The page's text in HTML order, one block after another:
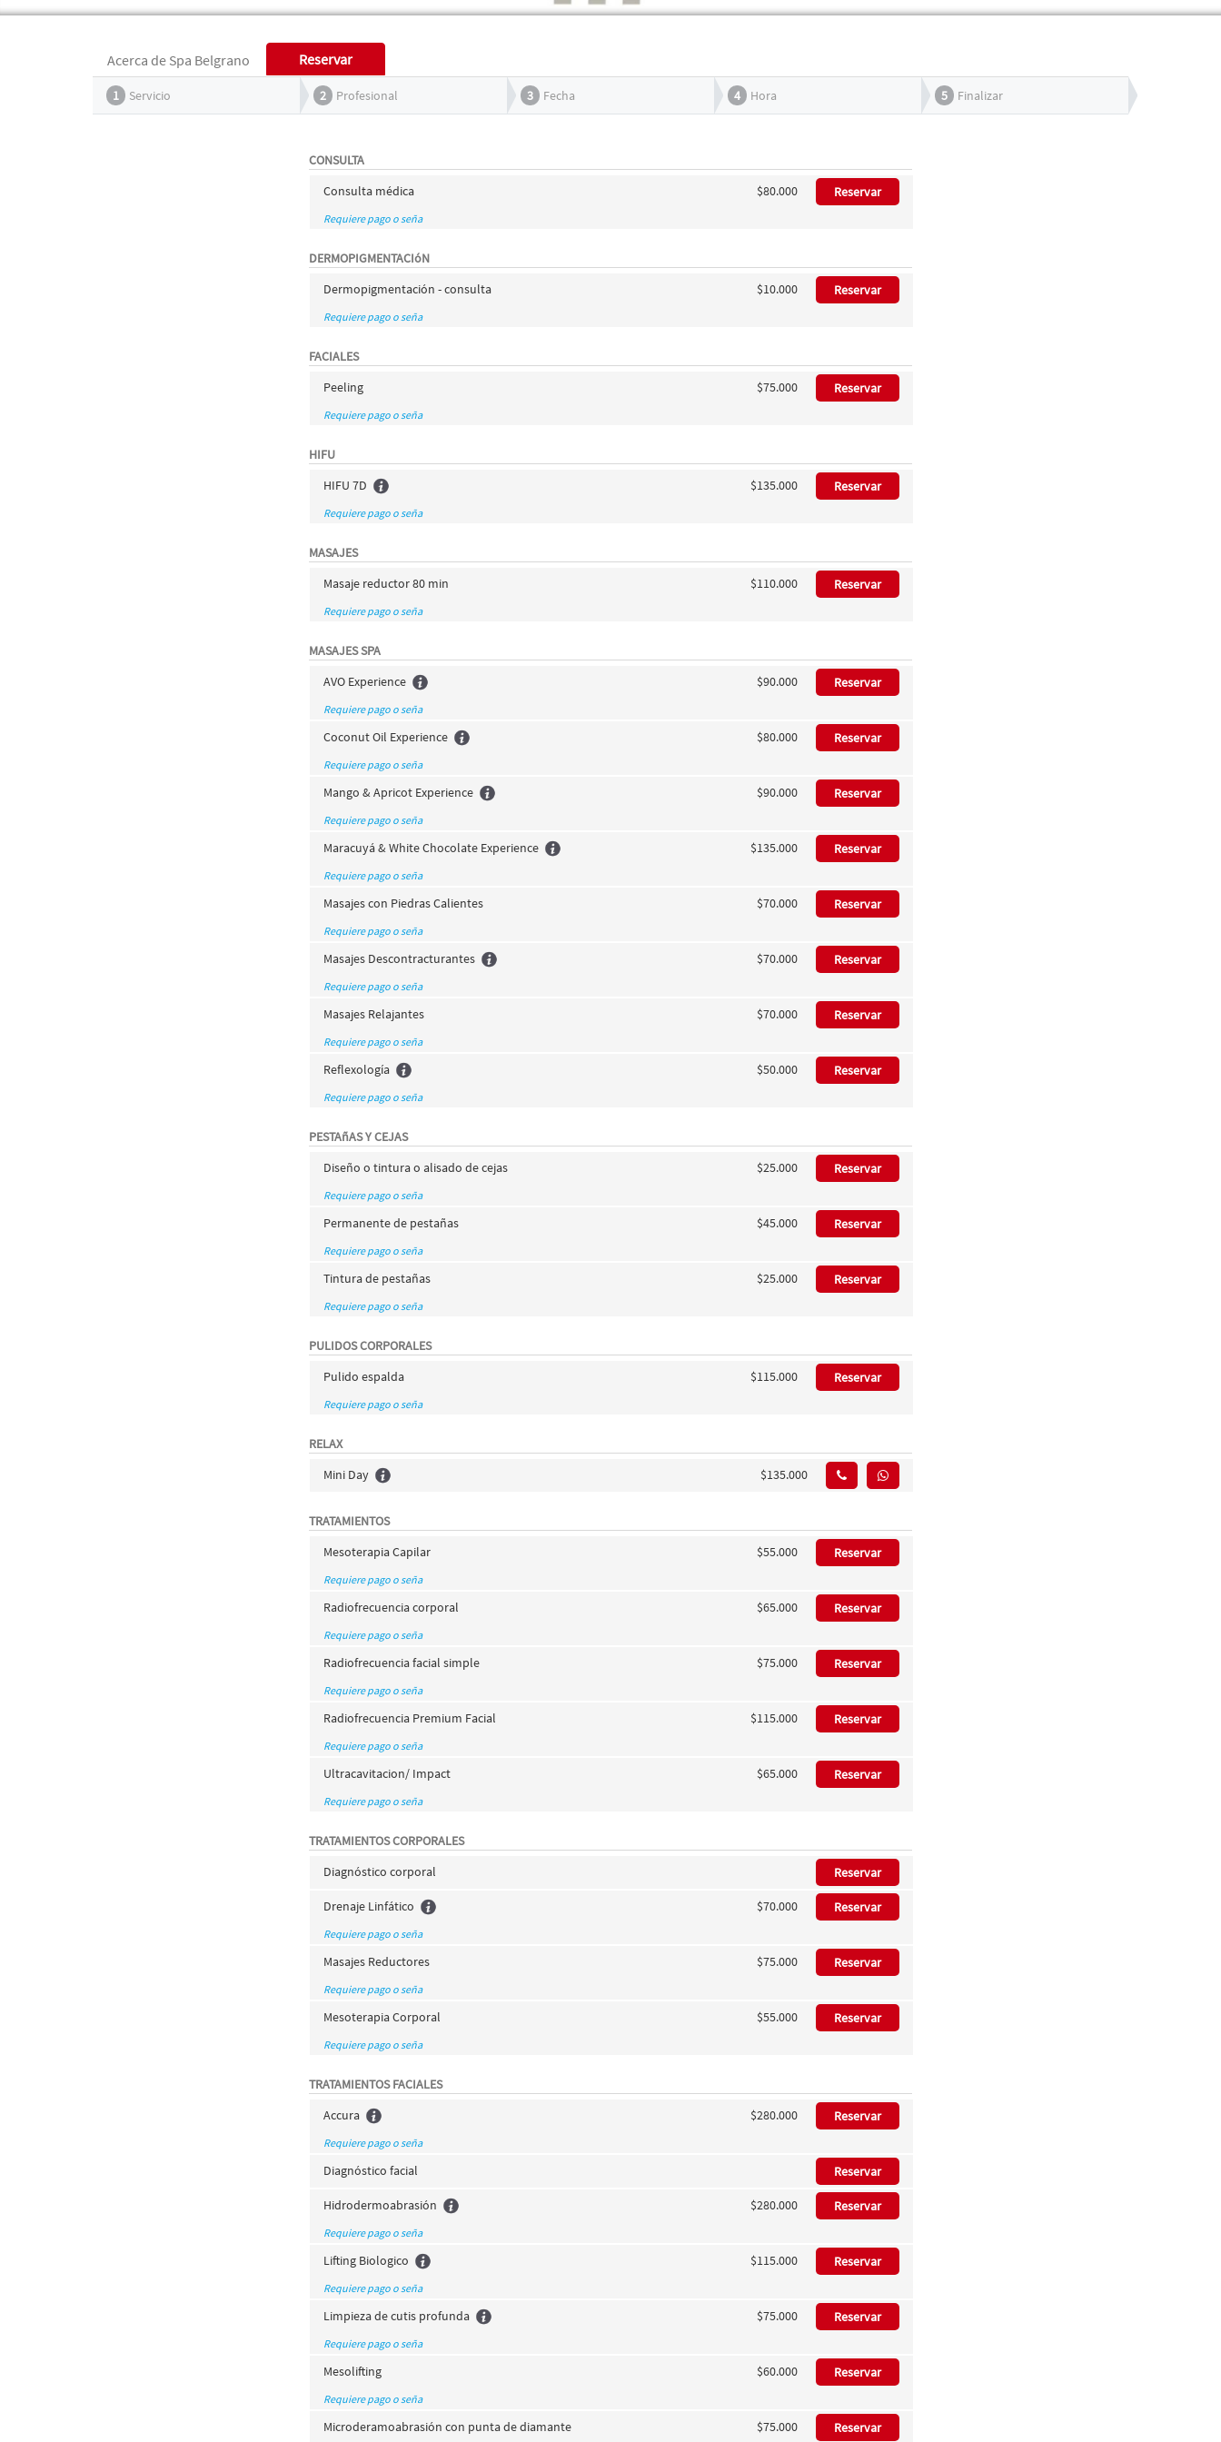
Acerca de Spa Belgrano Reservar
1 Servicio 2 Profesional 3 Fecha 4 Hora 5 Finalizar
CONSULTA
Consulta médica
$80.000 Reservar
Requiere pago o seña
DERMOPIGMENTACIóN
Dermopigmentación - consulta
$10.000 Reservar
Requiere pago o seña
FACIALES
Peeling
$75.000 Reservar
Requiere pago o seña
HIFU
HIFU 7D
$135.000 Reservar
Requiere pago o seña
MASAJES
Masaje reductor 80 min
$110.000 Reservar
Requiere pago o seña
MASAJES SPA
AVO Experience
$90.000 Reservar
Requiere pago o seña
Coconut Oil Experience $80.000 Reservar
Requiere pago o seña
Mango & Apricot Experience $90.000 Reservar
Requiere pago o seña
Maracuyá & White Chocolate Experience $135.000 Reservar
Requiere pago o seña
Masajes con Piedras Calientes $70.000 Reservar
Requiere pago o seña
Masajes Descontracturantes $70.000 Reservar
Requiere pago o seña
Masajes Relajantes $70.000 Reservar
Requiere pago o seña
Reflexología $50.000 Reservar
Requiere pago o seña
PESTAñAS Y CEJAS
Diseño o tintura o alisado de cejas
$25.000 Reservar
Requiere pago o seña
Permanente de pestañas $45.000 Reservar
Requiere pago o seña
Tintura de pestañas $25.000 Reservar
Requiere pago o seña
PULIDOS CORPORALES
Pulido espalda
$115.000 Reservar
Requiere pago o seña
RELAX
Mini Day
$135.000
TRATAMIENTOS
Mesoterapia Capilar
$55.000 Reservar
Requiere pago o seña
Radiofrecuencia corporal $65.000 Reservar
Requiere pago o seña
Radiofrecuencia facial simple $75.000 Reservar
Requiere pago o seña
Radiofrecuencia Premium Facial $115.000 Reservar
Requiere pago o seña
Ultracavitacion/ Impact $65.000 Reservar
Requiere pago o seña
TRATAMIENTOS CORPORALES
Diagnóstico corporal
Reservar
Drenaje Linfático $70.000 Reservar
Requiere pago o seña
Masajes Reductores $75.000 Reservar
Requiere pago o seña
Mesoterapia Corporal $55.000 Reservar
Requiere pago o seña
TRATAMIENTOS FACIALES
Accura
$280.000 Reservar
Requiere pago o seña
Diagnóstico facial Reservar
Hidrodermoabrasión $280.000 Reservar
Requiere pago o seña
Lifting Biologico $115.000 Reservar
Requiere pago o seña
Limpieza de cutis profunda $75.000 Reservar
Requiere pago o seña
Mesolifting $60.000 Reservar
Requiere pago o seña
Microderamoabrasión con punta de diamante $75.000 Reservar